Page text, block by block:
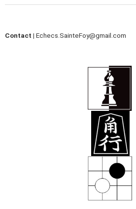
Contact | Echecs.SainteFoy@gmail.com